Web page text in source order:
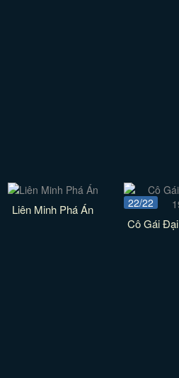
Liên Minh Phá Án 22/22
Cô Gái